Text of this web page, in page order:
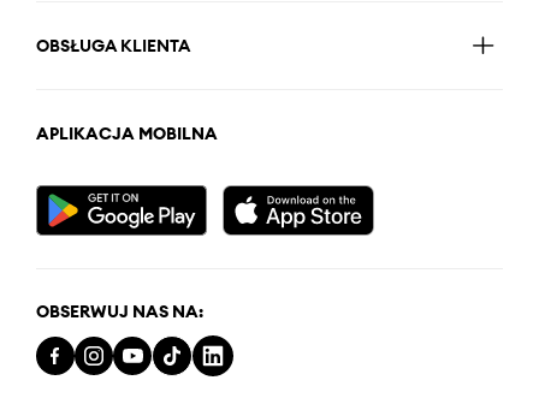
OBSŁUGA KLIENTA
APLIKACJA MOBILNA
OBSERWUJ NAS NA: